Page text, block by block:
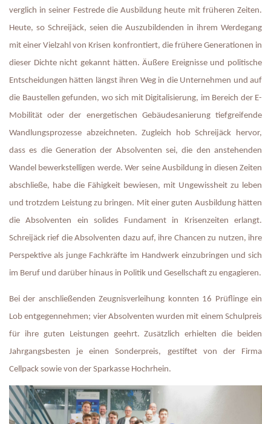
verglich in seiner Festrede die Ausbildung heute mit früheren Zeiten.
Heute, so Schreijäck, seien die Auszubildenden in ihrem Werdegang
mit einer Vielzahl von Krisen konfrontiert, die frühere Generationen in
dieser Dichte nicht gekannt hätten. Äußere Ereignisse und politische
Entscheidungen hätten längst ihren Weg in die Unternehmen und auf
die Baustellen gefunden, wo sich mit Digitalisierung, im Bereich der E-
Mobilität oder der energetischen Gebäudesanierung tiefgreifende
Wandlungsprozesse abzeichneten. Zugleich hob Schreijäck hervor,
dass es die Generation der Absolventen sei, die den anstehenden
Wandel bewerkstelligen werde. Wer seine Ausbildung in diesen Zeiten
abschließe, habe die Fähigkeit bewiesen, mit Ungewissheit zu leben
und trotzdem Leistung zu bringen. Mit einer guten Ausbildung hätten
die Absolventen ein solides Fundament in Krisenzeiten erlangt.
Schreijäck rief die Absolventen dazu auf, ihre Chancen zu nutzen, ihre
Perspektive als junge Fachkräfte im Handwerk einzubringen und sich
im Beruf und darüber hinaus in Politik und Gesellschaft zu engagieren.
Bei der anschließenden Zeugnisverleihung konnten 16 Prüflinge ein
Lob entgegennehmen; vier Absolventen wurden mit einem Schulpreis
für ihre guten Leistungen geehrt. Zusätzlich erhielten die beiden
Jahrgangsbesten je einen Sonderpreis, gestiftet von der Firma
Cellpack sowie von der Sparkasse Hochrhein.